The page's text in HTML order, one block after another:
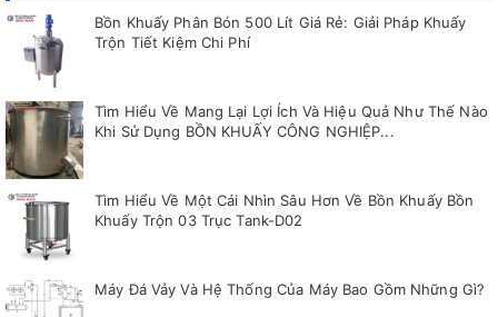
Bồn Khuấy Phân Bón 500 Lít Giá Rẻ: Giải Pháp Khuấy
Trộn Tiết Kiệm Chi Phí
Tìm Hiểu Về Mang Lại Lợi Ích Và Hiệu Quả Như Thế Nào
Khi Sử Dụng BỒN KHUẤY CÔNG NGHIỆP...
Tìm Hiểu Về Một Cái Nhìn Sâu Hơn Về Bồn Khuấy Bồn
Khuấy Trộn 03 Trục Tank-D02
Máy Đá Vảy Và Hệ Thống Của Máy Bao Gồm Những Gì?